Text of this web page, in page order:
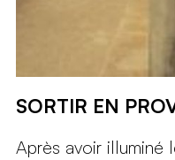
SORTIR EN
Après avoir illuminé